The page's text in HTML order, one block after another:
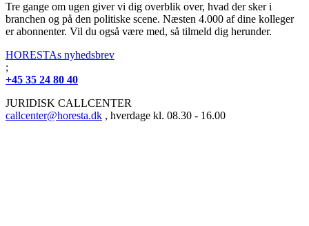
Tre gange om ugen giver vi dig overblik over, hvad der sker i
branchen og på den politiske scene. Næsten 4.000 af dine kolleger
er abonnenter. Vil du også være med, så tilmeld dig herunder.
HORESTAs nyhedsbrev
;
+45 35 24 80 40
JURIDISK CALLCENTER
callcenter@horesta.dk , hverdage kl. 08.30 - 16.00